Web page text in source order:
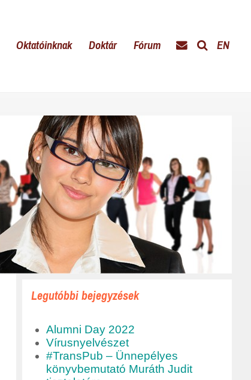
Oktatóinknak Doktár Fórum EN
Legutóbbi bejegyzések
Alumni Day 2022
Vírusnyelvészet
#TransPub – Ünnepélyes
könyvbemutató Muráth Judit